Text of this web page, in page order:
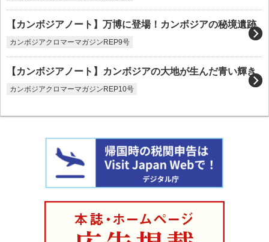
【カンボジアノート】万博に登場！カンボジアの秘境遺跡
カンボジアクロマーマガジンREP9号
【カンボジアノート】カンボジアの大地が生んだ青い輝き
カンボジアクロマーマガジンREP10号